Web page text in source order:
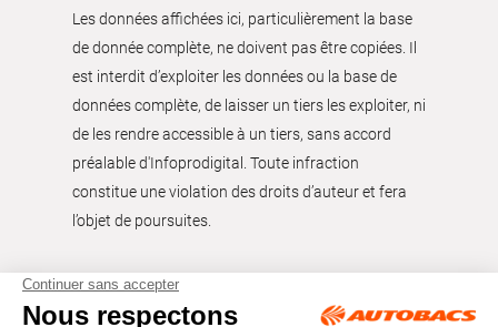
Les données affichées ici, particulièrement la base
de donnée complète, ne doivent pas être copiées. Il
est interdit d’exploiter les données ou la base de
données complète, de laisser un tiers les exploiter, ni
de les rendre accessible à un tiers, sans accord
préalable d'Infoprodigital. Toute infraction
constitue une violation des droits d’auteur et fera
l’objet de poursuites.